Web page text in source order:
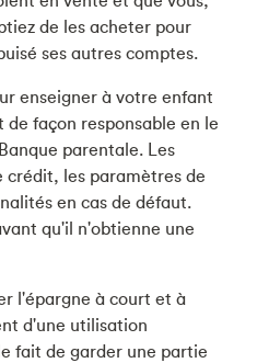
de les acheter pour
ses autres comptes.
enseigner à votre enfant
façon responsable en le
parentale. Les
les paramètres de
en cas de défaut.
qu'il n'obtienne une
l'épargne à court et à
d'une utilisation
fait de garder une partie